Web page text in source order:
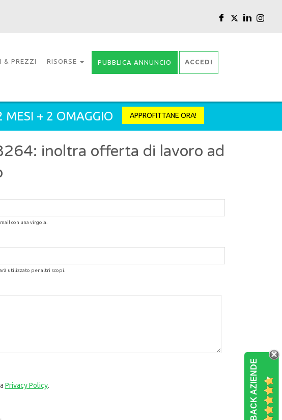
& PREZZI RISORSE PUBBLICA ANNUNCIO ACCEDI
+ 2 OMAGGIO APPROFITTANE ORA!
FEEDBACK AZIENDE
inoltra offerta di lavoro ad
con una virgola.
utilizzato per altri scopi.
Privacy Policy.